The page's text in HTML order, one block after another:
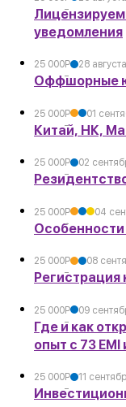
УБ.
уведомления
25 000Р
УБ.
28
Оффшорные
25 000Р
УБ.
01
Китай, НК,
25 000Р
УБ.
02
25 000Р
УБ.
04
25 000Р
УБ.
08
Регистрация
25 000Р
УБ.
09
Где и как
опыт с 73
25 000Р
УБ.
11